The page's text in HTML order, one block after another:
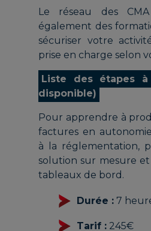
Le réseau des
également des
sécuriser votre
prise en charge selon
Liste des étapes
disponible)
Pour apprendre à
factures en
à la réglementation,
solution sur mesure
tableaux de bord.
Durée : 7
Tarif : 245€